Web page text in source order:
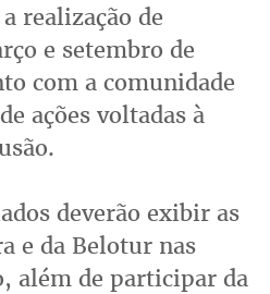
realização de
e setembro de
com a comunidade
ações voltadas à
deverão exibir as
e da Belotur nas
além de participar da